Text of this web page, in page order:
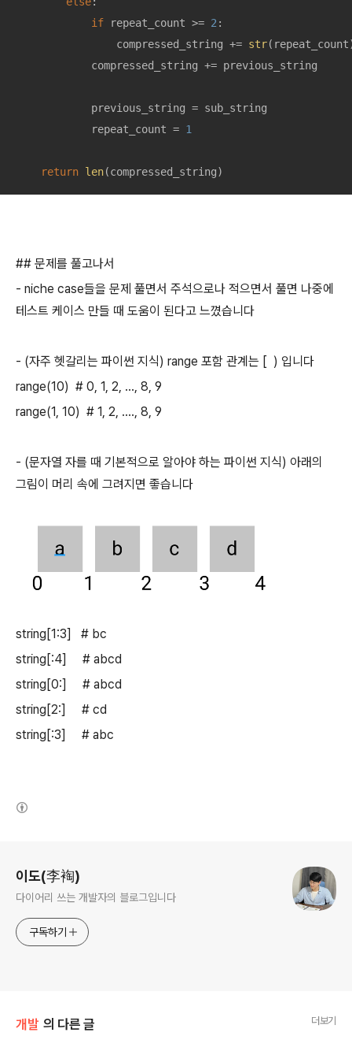
if repeat_count >= 2 :
                compressed_string +=
str
            compressed_string += previous_string
            previous_string = sub_string
            repeat_count =
1
return len(compressed_string)
## 문제를 풀고나서
- niche case들을 문제 풀면서 주석으로나 적으면서 풀면 나중에
테스트 케이스 만들 때 도움이 된다고 느꼈습니다
- (자주 헷갈리는 파이썬 지식) range 포함 관계는 [ ) 입니다
range(10) # 0, 1, 2, ..., 8, 9
range(1, 10) # 1, 2, ...., 8, 9
- (문자열 자를 때 기본적으로 알아야 하는 파이썬 지식) 아래의
그림이 머리 속에 그려지면 좋습니다
string[1:3] # bc
string[:4] # abcd
string[0:] # abcd
string[2:] # cd
string[:3] # abc
이도(李裪)
다이어리 쓰는 개발자의 블로그입니다
구독하기
개발 의 다른 글 더보기